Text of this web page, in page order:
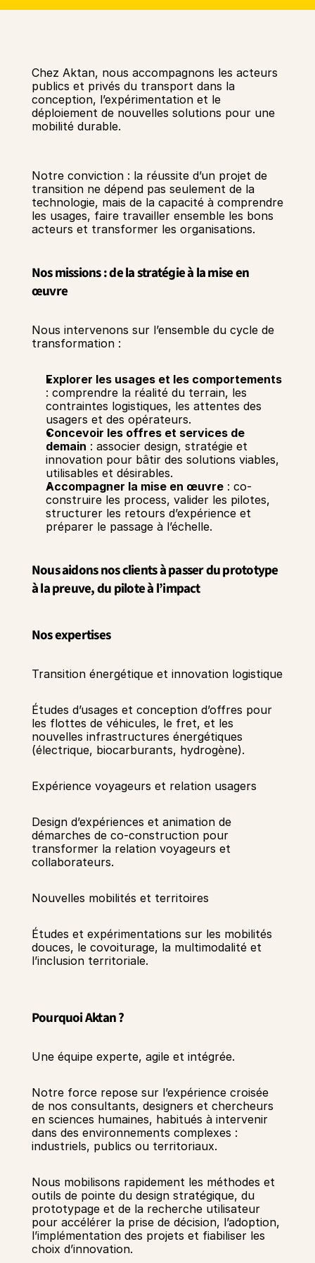
Chez Aktan, nous accompagnons les acteurs
publics et privés du transport dans la
conception, l’expérimentation et le
déploiement de nouvelles solutions pour une
mobilité durable.
Notre conviction : la réussite d’un projet de
transition ne dépend pas seulement de la
technologie, mais de la capacité à comprendre
les usages, faire travailler ensemble les bons
acteurs et transformer les organisations.
Nos missions : de la stratégie à la mise en
œuvre
Nous intervenons sur l’ensemble du cycle de
transformation :
Explorer les usages et les comportements
: comprendre la réalité du terrain, les
contraintes logistiques, les attentes des
usagers et des opérateurs.
Concevoir les offres et services de
demain : associer design, stratégie et
innovation pour bâtir des solutions viables,
utilisables et désirables.
Accompagner la mise en œuvre : co-
construire les process, valider les pilotes,
structurer les retours d’expérience et
préparer le passage à l’échelle.
Nous aidons nos clients à passer du prototype
à la preuve, du pilote à l’impact
Nos expertises
Transition énergétique et innovation logistique
Études d’usages et conception d’offres pour
les flottes de véhicules, le fret, et les
nouvelles infrastructures énergétiques
(électrique, biocarburants, hydrogène).
Expérience voyageurs et relation usagers
Design d’expériences et animation de
démarches de co-construction pour
transformer la relation voyageurs et
collaborateurs.
Nouvelles mobilités et territoires
Études et expérimentations sur les mobilités
douces, le covoiturage, la multimodalité et
l’inclusion territoriale.
Pourquoi Aktan ?
Une équipe experte, agile et intégrée.
Notre force repose sur l’expérience croisée
de nos consultants, designers et chercheurs
en sciences humaines, habitués à intervenir
dans des environnements complexes :
industriels, publics ou territoriaux.
Nous mobilisons rapidement les méthodes et
outils de pointe du design stratégique, du
prototypage et de la recherche utilisateur
pour accélérer la prise de décision, l’adoption,
l’implémentation des projets et fiabiliser les
choix d’innovation.